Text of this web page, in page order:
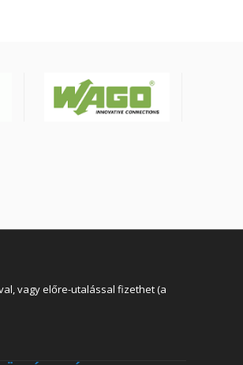
vagy előre-utalással fizethet (a